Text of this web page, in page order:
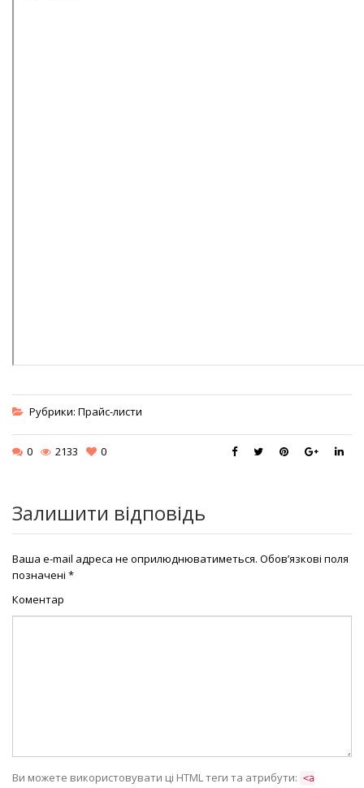
Рубрики: Прайс-листи
0 2133 0
Залишити відповідь
Ваша e-mail адреса не оприлюднюватиметься. Обов’язкові поля
позначені *
Коментар
Ви можете використовувати ці HTML теги та атрибути: <a